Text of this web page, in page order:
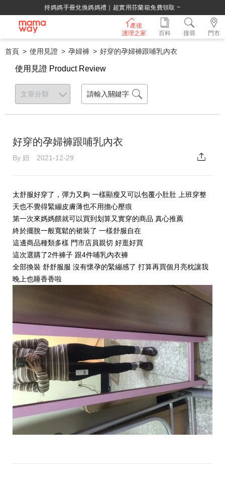
持媽媽手冊兌換媽媽禮｜超實用芬蘭箱免費領取 ~
產後
護理之家
門市
百科 搜尋
首頁 使用見證 孕婦褲 好穿的孕婦褲跟哺乳內衣
使用見證 Product Review
好穿的孕婦褲跟哺乳內衣
By 妞 2021-12-29
太舒服好穿了，彈力又夠 一樣顯瘦又可以包覆小肚肚 上班穿整
天也不覺得緊繃皮膚薄也不用擔心壓痕
第一次來媽媽餵就可以買到划算又實穿的商品 真心推薦
終於擺脫一般寬鬆的裙裝了 一樣舒服自在
這邊商品種類多樣 門市店員親切 好逛好買
這次選購了2件褲子 跟4件哺乳內衣褲
全部換裝 舒舒服服 沒有懷孕的緊繃感了 打算再買個月亮枕讓我
晚上也睡香香啦